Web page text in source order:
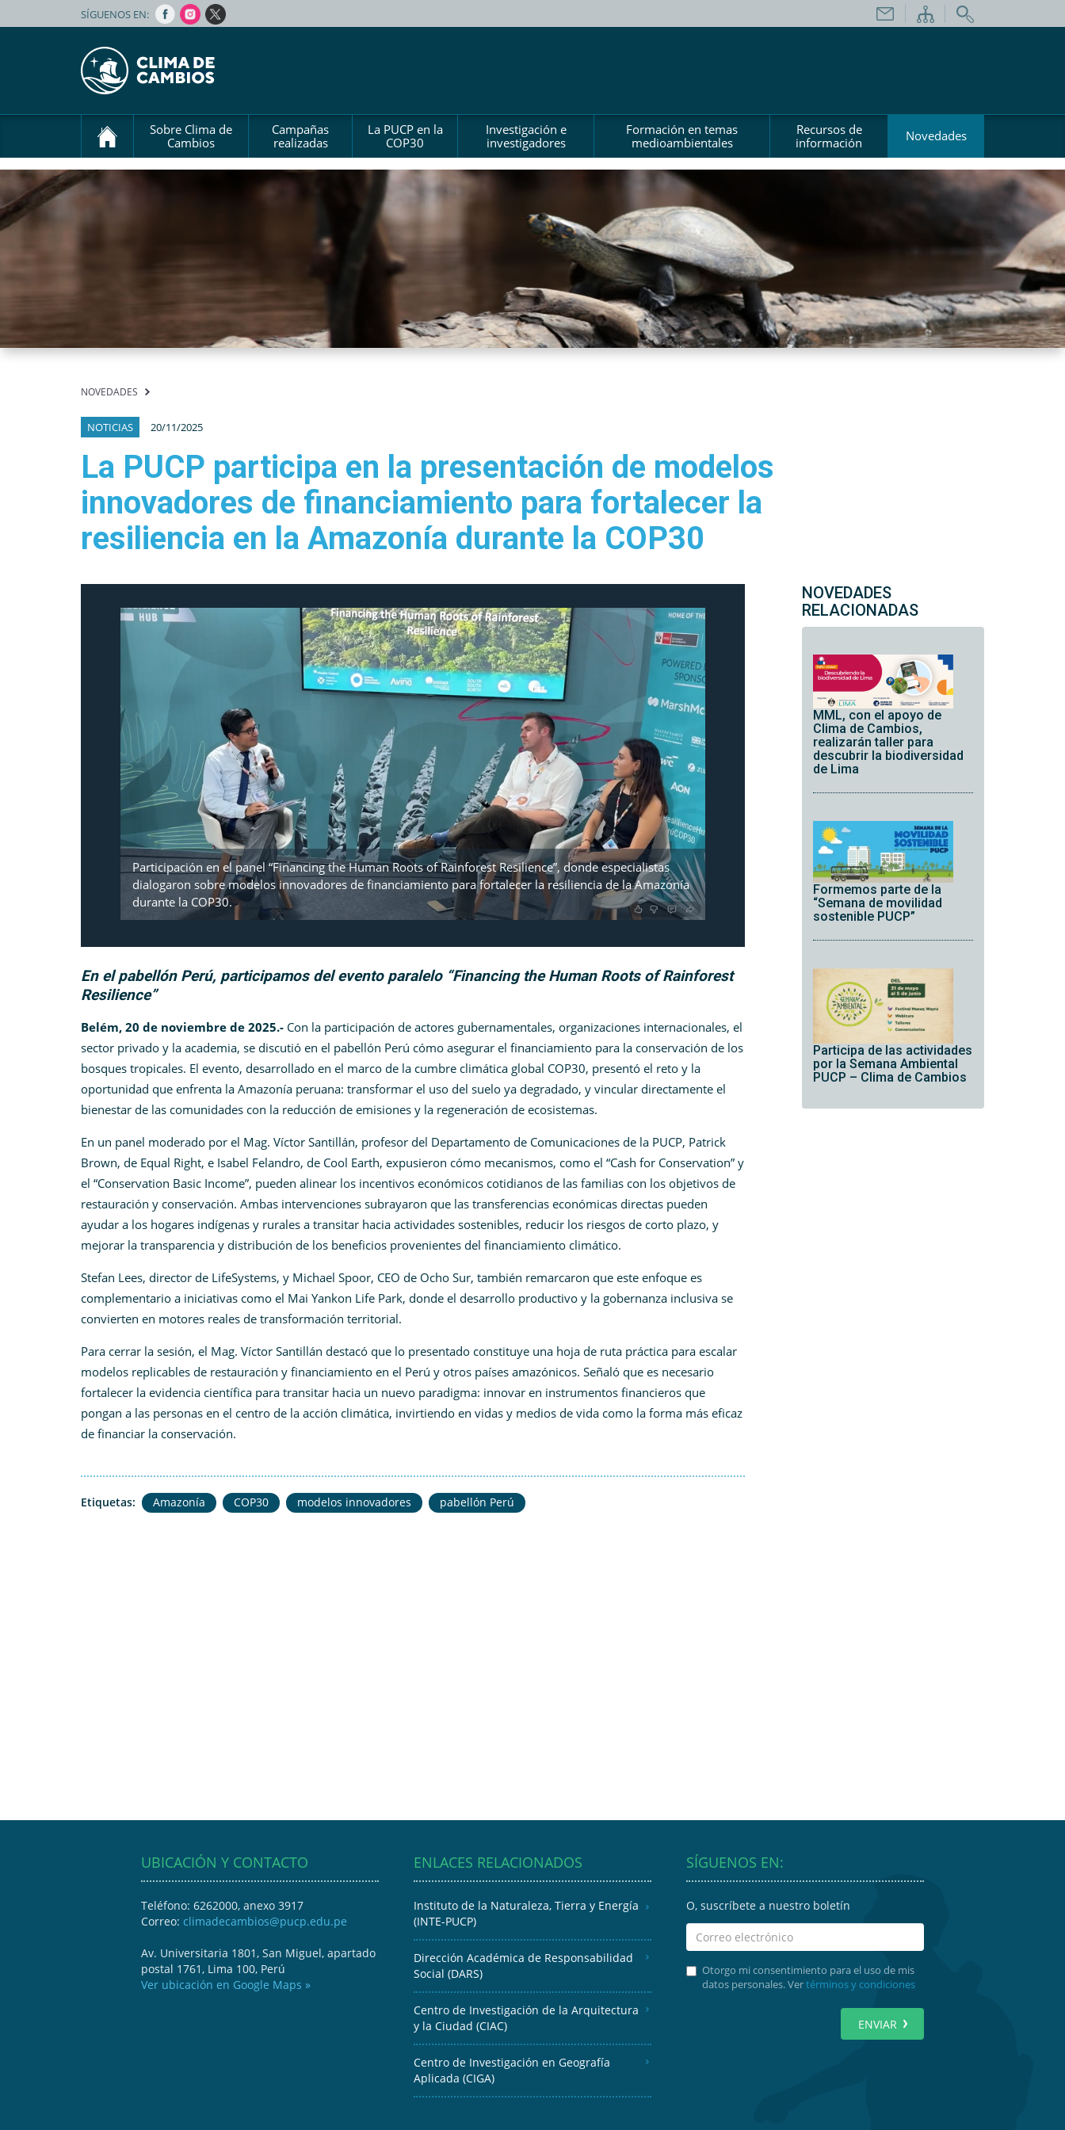
SÍGUENOS EN:
Sobre Clima de
Cambios
Campañas
realizadas
La PUCP en la
COP30
Investigación e
investigadores
Formación en temas
medioambientales
Recursos de
información
Novedades
NOVEDADES
NOTICIAS 20/11/2025
La PUCP participa en la presentación de modelos
innovadores de financiamiento para fortalecer la
resiliencia en la Amazonía durante la COP30
Participación en el panel “Financing the Human Roots of Rainforest Resilience”, donde especialistas
dialogaron sobre modelos innovadores de financiamiento para fortalecer la resiliencia de la Amazonía
durante la COP30.
En el pabellón Perú, participamos del evento paralelo “Financing the Human Roots of Rainforest
Resilience”
Belém, 20 de noviembre de 2025.- Con la participación de actores gubernamentales, organizaciones internacionales, el
sector privado y la academia, se discutió en el pabellón Perú cómo asegurar el financiamiento para la conservación de los
bosques tropicales. El evento, desarrollado en el marco de la cumbre climática global COP30, presentó el reto y la
oportunidad que enfrenta la Amazonía peruana: transformar el uso del suelo ya degradado, y vincular directamente el
bienestar de las comunidades con la reducción de emisiones y la regeneración de ecosistemas.
En un panel moderado por el Mag. Víctor Santillán, profesor del Departamento de Comunicaciones de la PUCP, Patrick
Brown, de Equal Right, e Isabel Felandro, de Cool Earth, expusieron cómo mecanismos, como el “Cash for Conservation” y
el “Conservation Basic Income”, pueden alinear los incentivos económicos cotidianos de las familias con los objetivos de
restauración y conservación. Ambas intervenciones subrayaron que las transferencias económicas directas pueden
ayudar a los hogares indígenas y rurales a transitar hacia actividades sostenibles, reducir los riesgos de corto plazo, y
mejorar la transparencia y distribución de los beneficios provenientes del financiamiento climático.
Stefan Lees, director de LifeSystems, y Michael Spoor, CEO de Ocho Sur, también remarcaron que este enfoque es
complementario a iniciativas como el Mai Yankon Life Park, donde el desarrollo productivo y la gobernanza inclusiva se
convierten en motores reales de transformación territorial.
Para cerrar la sesión, el Mag. Víctor Santillán destacó que lo presentado constituye una hoja de ruta práctica para escalar
modelos replicables de restauración y financiamiento en el Perú y otros países amazónicos. Señaló que es necesario
fortalecer la evidencia científica para transitar hacia un nuevo paradigma: innovar en instrumentos financieros que
pongan a las personas en el centro de la acción climática, invirtiendo en vidas y medios de vida como la forma más eficaz
de financiar la conservación.
Etiquetas: Amazonía COP30 modelos innovadores pabellón Perú
NOVEDADES
RELACIONADAS
MML, con el apoyo de
Clima de Cambios,
realizarán taller para
descubrir la biodiversidad
de Lima
Formemos parte de la
“Semana de movilidad
sostenible PUCP”
Participa de las actividades
por la Semana Ambiental
PUCP – Clima de Cambios
UBICACIÓN Y CONTACTO
Teléfono: 6262000, anexo 3917
Correo: climadecambios@pucp.edu.pe
Av. Universitaria 1801, San Miguel, apartado
postal 1761, Lima 100, Perú
Ver ubicación en Google Maps »
ENLACES RELACIONADOS
Instituto de la Naturaleza, Tierra y Energía
(INTE-PUCP)
Dirección Académica de Responsabilidad
Social (DARS)
Centro de Investigación de la Arquitectura
y la Ciudad (CIAC)
Centro de Investigación en Geografía
Aplicada (CIGA)
SÍGUENOS EN:
O, suscríbete a nuestro boletín
Otorgo mi consentimiento para el uso de mis
datos personales. Vertérminos y condiciones
ENVIAR